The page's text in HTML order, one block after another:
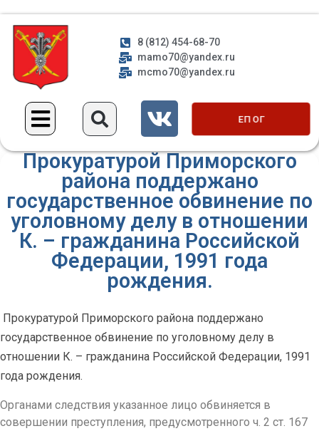
8 (812) 454-68-70
mamo70@yandex.ru
mcmo70@yandex.ru
ЕП ОГ
Прокуратурой Приморского
района поддержано
государственное обвинение по
уголовному делу в отношении
К. – гражданина Российской
Федерации, 1991 года
рождения.
Прокуратурой Приморского района поддержано
государственное обвинение по уголовному делу в
отношении К. – гражданина Российской Федерации, 1991
года рождения.
Органами следствия указанное лицо обвиняется в
совершении преступления, предусмотренного ч. 2 ст. 167